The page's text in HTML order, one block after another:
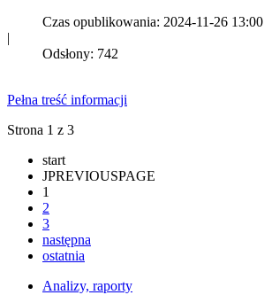
Czas opublikowania: 2024-11-26 13:00
|
Odsłony: 742
Pełna treść informacji
Strona 1 z 3
start
JPREVIOUSPAGE
1
2
3
następna
ostatnia
Analizy, raporty